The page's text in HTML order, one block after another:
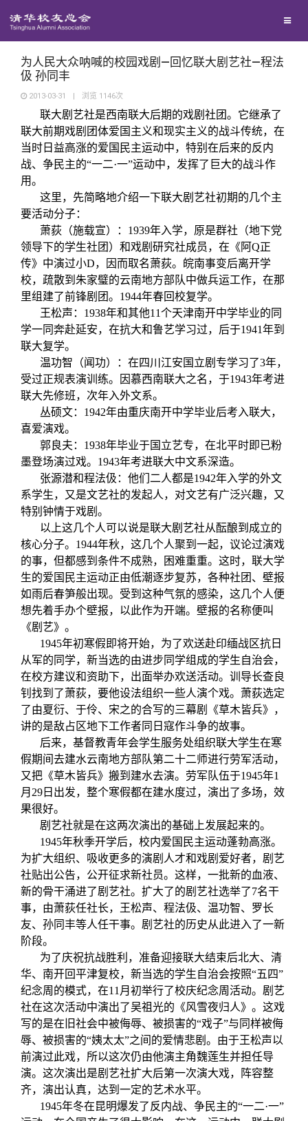
西南联大校友会
回馈母校
捐赠项目
捐赠纪事
捐赠方法
义工计划
媒体平台
《水木清华》
我要订阅
新媒体平台
清华人物
清华故事
青春风采
校友讲坛
校友视界
校友服务
终身学习
信息化服务
实用信息
校友总会
总会简介
总会章程
理事会名单
制度法规
联系我们
关闭
为人民大众呐喊的校园戏剧—回忆联大剧艺社—程法
伋 孙同丰
2013-03-31 | 浏览 1146次
联大剧艺社是西南联大后期的戏剧社团。它继承了
联大前期戏剧团体爱国主义和现实主义的战斗传统，在
当时日益高涨的爱国民主运动中，特别在后来的反内
战、争民主的“一二·一”运动中，发挥了巨大的战斗作
用。
这里，先简略地介绍一下联大剧艺社初期的几个主
要活动分子：
萧荻 （施载宣）： 1939年入学，原是群社（地下党
领导下的学生社团）和戏剧研究社成员，在《阿Q正
传》中演过小D，因而取名萧荻。皖南事变后离开学
校，疏散到朱家璧的云南地方部队中做兵运工作，在那
里组建了前锋剧团。 1944年春回校复学。
王松声： 1938年和其他11个天津南开中学毕业的同
学一同奔赴延安，在抗大和鲁艺学习过，后于1941年到
联大复学。
温功智（闻功）：在四川江安国立剧专学习了3年，
受过正规表演训练。因慕西南联大之名，于1943年考进
联大先修班，次年入外文系。
丛硕文： 1942年由重庆南开中学毕业后考入联大，
喜爱演戏。
郭良夫： 1938年毕业于国立艺专，在北平时即已粉
墨登场演过戏。 1943年考进联大中文系深造。
张源潜和程法伋：他们二人都是1942年入学的外文
系学生，又是文艺社的发起人，对文艺有广泛兴趣，又
特别钟情于戏剧。
以上这几个人可以说是联大剧艺社从酝酿到成立的
核心分子。1944年秋，这几个人聚到一起，议论过演戏
的事，但都感到条件不成熟，困难重重。这时，联大学
生的爱国民主运动正由低潮逐步复苏，各种社团、壁报
如雨后春笋般出现。受到这种气氛的感染，这几个人便
想先着手办个壁报，以此作为开端。壁报的名称便叫
《剧艺》。
1945年初寒假即将开始，为了欢送赴印缅战区抗日
从军的同学，新当选的由进步同学组成的学生自治会，
在校方建议和资助下，出面举办欢送活动。训导长查良
钊找到了萧荻，要他设法组织一些人演个戏。萧荻选定
了由夏衍、于伶、宋之的合写的三幕剧《草木皆兵》，
讲的是敌占区地下工作者同日寇作斗争的故事。
后来，基督教青年会学生服务处组织联大学生在寒
假期间去建水云南地方部队第二十二师进行劳军活动，
又把 《草木皆兵》搬到建水去演。劳军队伍于1945年1
月 29 日出发，整个寒假都在建水度过，演出了多场，效
果很好。
剧艺社就是在这两次演出的基础上发展起来的。
1945年秋季开学后，校内爱国民主运动蓬勃高涨。
为扩大组织、吸收更多的演剧人才和戏剧爱好者，剧艺
社贴出公告，公开征求新社员。这样，一批新的血液、
新的骨干涌进了剧艺社。扩大了的剧艺社选举了7名干
事，由萧荻任社长，王松声、程法伋、温功智、罗长
友、孙同丰等人任干事。剧艺社的历史从此进入了一新
阶段。
为了庆祝抗战胜利，准备迎接联大结束后北大、清
华、南开回平津复校，新当选的学生自治会按照“五四”
纪念周的模式，在11月初举行了校庆纪念周活动。剧艺
社在这次活动中演出了吴祖光的《风雪夜归人》。这戏
写的是在旧社会中被侮辱、被损害的“戏子”与同样被侮
辱、被损害的“姨太太”之间的爱情悲剧。由于王松声以
前演过此戏，所以这次仍由他演主角魏莲生并担任导
演。这次演出是剧艺社扩大后第一次演大戏，阵容整
齐，演出认真，达到一定的艺术水平。
1945年冬在昆明爆发了反内战、争民主的“一二·一”